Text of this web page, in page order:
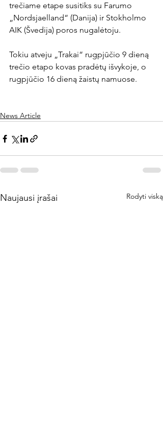
trečiame etape susitiks su Farumo
„Nordsjaelland“ (Danija) ir Stokholmo
AIK (Švedija) poros nugalėtoju.
Tokiu atveju „Trakai“ rugpjūčio 9 dieną
trečio etapo kovas pradėtų išvykoje, o
rugpjūčio 16 dieną žaistų namuose.
News Article
Naujausi įrašai Rodyti viską